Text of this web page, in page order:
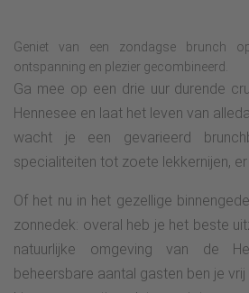
Geniet van een zondagse brunch
ontspanning en plezier gecombineerd.
Ga mee op een drie uur durende
Hennesee en laat het leven van
wacht je een gevarieerd
specialiteiten tot zoete lekkernijen,
Of het nu in het gezellige
zonnedek: overal heb je het beste
natuurlijke omgeving van de
beheersbare aantal gasten ben je